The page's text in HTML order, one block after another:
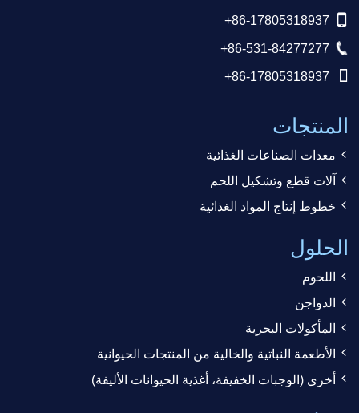
+86-17805318937
+86-531-84277277
+86-17805318937
المنتجات
معدات الصناعات الغذائية
آلات قطع وتشكيل اللحم
خطوط إنتاج المواد الغذائية
الحلول
اللحوم
الدواجن
المأكولات البحرية
الأطعمة النباتية والخالية من المنتجات الحيوانية
أخرى (الوجبات الخفيفة، أغذية الحيوانات الأليفة)